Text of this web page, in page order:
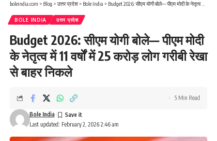
boleindia.com > Blog > उत्तर प्रदेश> Bole India > Budget 2026: सीएम योगी बोले— पीएम मोदी के नेतृत्व में 11 वर्षों में 25 करोड़ लोग गरीबी रेखा से बाहर निकले
BOLE INDIA उत्तर प्रदेश
Budget 2026: सीएम योगी बोले— पीएम मोदी
के नेतृत्व में 11 वर्षों में 25 करोड़ लोग गरीबी रेखा
से बाहर निकले
Last updated: February 2, 2026 2:46 am
Bole India
5 Min Read